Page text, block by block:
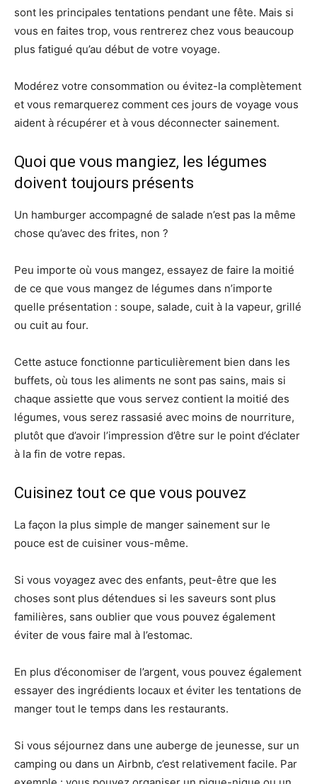
sont les principales tentations pendant une fête. Mais si
vous en faites trop, vous rentrerez chez vous beaucoup
plus fatigué qu’au début de votre voyage.
Modérez votre consommation ou évitez-la complètement
et vous remarquerez comment ces jours de voyage vous
aident à récupérer et à vous déconnecter sainement.
Quoi que vous mangiez, les légumes
doivent toujours présents
Un hamburger accompagné de salade n’est pas la même
chose qu’avec des frites, non ?
Peu importe où vous mangez, essayez de faire la moitié
de ce que vous mangez de légumes dans n’importe
quelle présentation : soupe, salade, cuit à la vapeur, grillé
ou cuit au four.
Cette astuce fonctionne particulièrement bien dans les
buffets, où tous les aliments ne sont pas sains, mais si
chaque assiette que vous servez contient la moitié des
légumes, vous serez rassasié avec moins de nourriture,
plutôt que d’avoir l’impression d’être sur le point d’éclater
à la fin de votre repas.
Cuisinez tout ce que vous pouvez
La façon la plus simple de manger sainement sur le
pouce est de cuisiner vous-même.
Si vous voyagez avec des enfants, peut-être que les
choses sont plus détendues si les saveurs sont plus
familières, sans oublier que vous pouvez également
éviter de vous faire mal à l’estomac.
En plus d’économiser de l’argent, vous pouvez également
essayer des ingrédients locaux et éviter les tentations de
manger tout le temps dans les restaurants.
Si vous séjournez dans une auberge de jeunesse, sur un
camping ou dans un Airbnb, c’est relativement facile. Par